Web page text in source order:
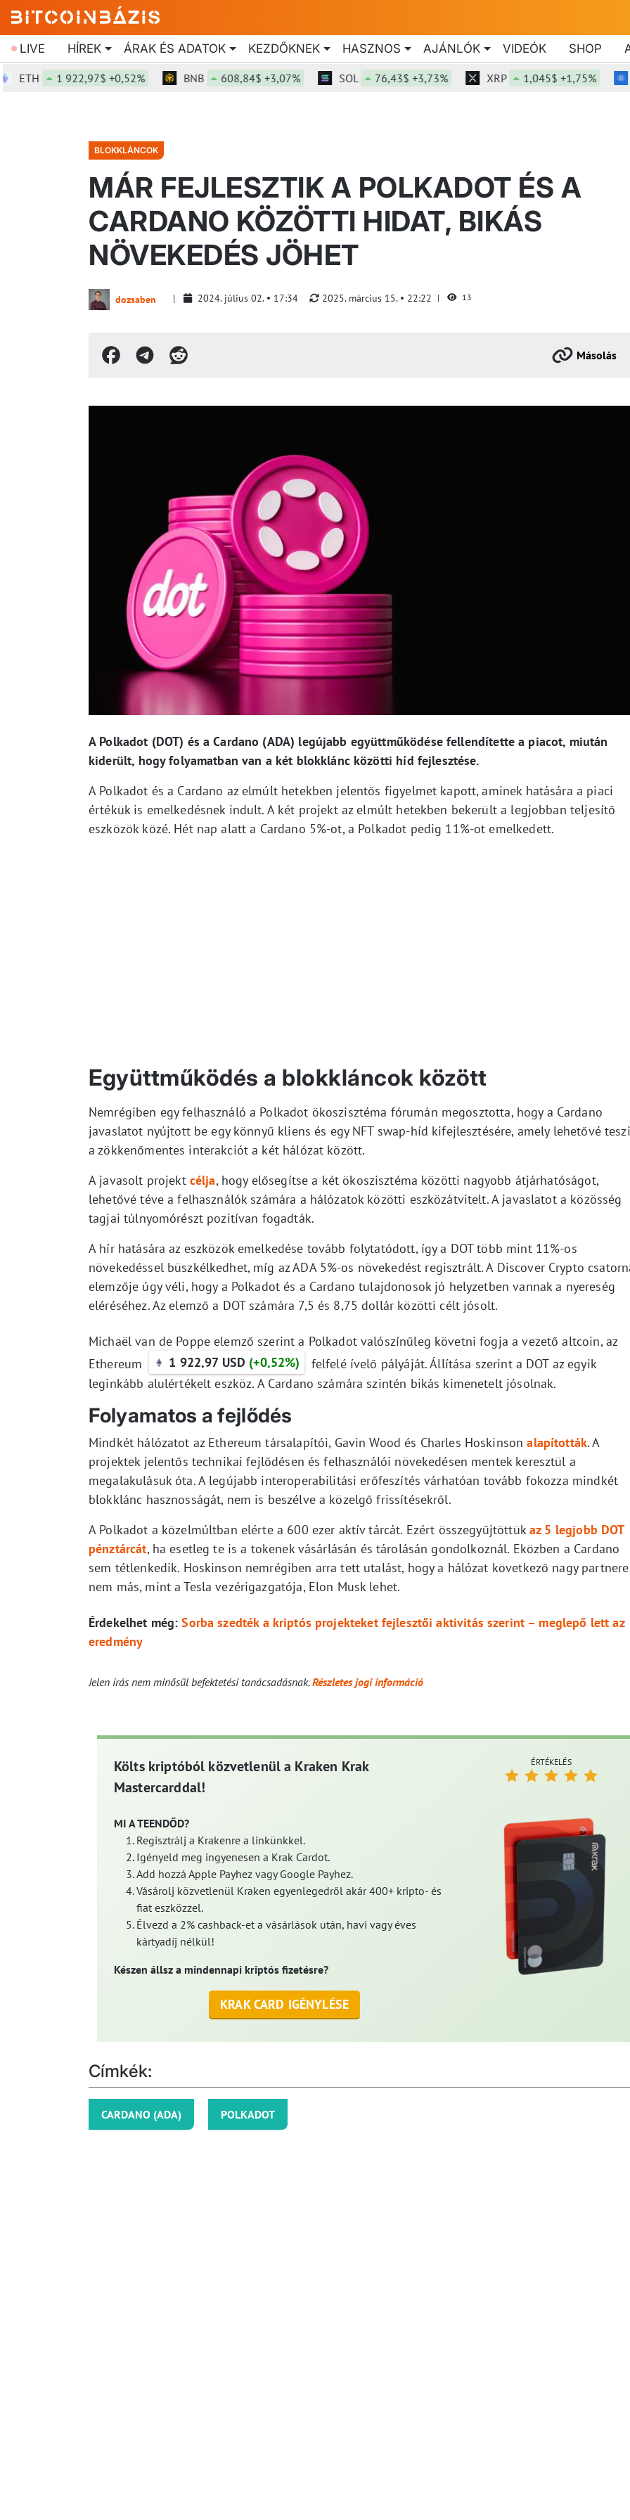
LIVE HÍREK ÁRAK ÉS ADATOK KEZDŐKNEK HASZNOS AJÁNLÓK VIDEÓK SHOP
1 922,97$ +0,52% BNB 608,84$ +3,07% SOL 76,43$ +3,73% XRP 1,045$ +1,75%
BLOKKLÁNCOK
MÁR FEJLESZTIK A POLKADOT ÉS A
CARDANO KÖZÖTTI HIDAT, BIKÁS
NÖVEKEDÉS JÖHET
dozsaben 2024. július 02. 17:34 2025. március 15. 22:22 13
Másolás
A Polkadot (DOT) és a Cardano (ADA) legújabb együttműködése fellendítette a piacot, miután
kiderült, hogy folyamatban van a két blokklánc közötti híd fejlesztése.
A Polkadot és a Cardano az elmúlt hetekben jelentős figyelmet kapott, aminek hatására a piaci
értékük is emelkedésnek indult. A két projekt az elmúlt hetekben bekerült a legjobban teljesítő
eszközök közé. Hét nap alatt a Cardano 5%-ot, a Polkadot pedig 11%-ot emelkedett.
Együttműködés a blokkláncok között
Nemrégiben egy felhasználó a Polkadot ökoszisztéma fórumán megosztotta, hogy a Cardano
javaslatot nyújtott be egy könnyű kliens és egy NFT swap-híd kifejlesztésére, amely lehetővé teszi
a zökkenőmentes interakciót a két hálózat között.
A javasolt projekt célja, hogy elősegítse a két ökoszisztéma közötti nagyobb átjárhatóságot,
lehetővé téve a felhasználók számára a hálózatok közötti eszközátvitelt. A javaslatot a közösség
tagjai túlnyomórészt pozitívan fogadták.
A hír hatására az eszközök emelkedése tovább folytatódott, így a DOT több mint 11%-os
növekedéssel büszkélkedhet, míg az ADA 5%-os növekedést regisztrált. A Discover Crypto
elemzője úgy véli, hogy a Polkadot és a Cardano tulajdonosok jó helyzetben vannak a nyereség
eléréséhez. Az elemző a DOT számára 7,5 és 8,75 dollár közötti célt jósolt.
Michaël van de Poppe elemző szerint a Polkadot valószínűleg követni fogja a vezető altcoin, az
Ethereum
1 922,97 USD (+0,52%)
felfelé ívelő pályáját. Állítása szerint a DOT az egyik
leginkább alulértékelt eszköz. A Cardano számára szintén bikás kimenetelt jósolnak.
Folyamatos a fejlődés
Mindkét hálózatot az Ethereum társalapítói, Gavin Wood és Charles Hoskinsonalapították. A
projektek jelentős technikai fejlődésen és felhasználói növekedésen mentek keresztül a
megalakulásuk óta. A legújabb interoperabilitási erőfeszítés várhatóan tovább fokozza mindkét
blokklánc hasznosságát, nem is beszélve a közelgő frissítésekről.
A Polkadot a közelmúltban elérte a 600 ezer aktív tárcát. Ezért összegyűjtöttükaz 5 legjobb DOT
pénztárcát, ha esetleg te is a tokenek vásárlásán és tárolásán gondolkoznál. Eközben a Cardano
sem tétlenkedik. Hoskinson nemrégiben arra tett utalást, hogy a hálózat következő nagy partnere
nem más, mint a Tesla vezérigazgatója, Elon Musk lehet.
Érdekelhet még: Sorba szedték a kriptós projekteket fejlesztői aktivitás szerint – meglepő lett az
eredmény
Jelen írás nem minősül befektetési tanácsadásnak.Részletes jogi információ
Költs kriptóból közvetlenül a Kraken Krak
Mastercarddal!
MI A TEENDŐD?
Regisztrálj a Krakenre a linkünkkel.
Igényeld meg ingyenesen a Krak Cardot.
Add hozzá Apple Payhez vagy Google Payhez.
Vásárolj közvetlenül Kraken egyenlegedről akár 400+ kripto- és
fiat eszközzel.
Élvezd a 2% cashback-et a vásárlások után, havi vagy éves
kártyadíj nélkül!
Készen állsz a mindennapi kriptós fizetésre?
KRAK CARD IGÉNYLÉSE
ÉRTÉKELÉS
Címkék:
CARDANO (ADA) POLKADOT